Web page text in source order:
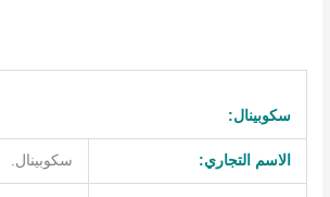
معلومات
سكوبينال:
الاسم التجاري: سكوبينال.